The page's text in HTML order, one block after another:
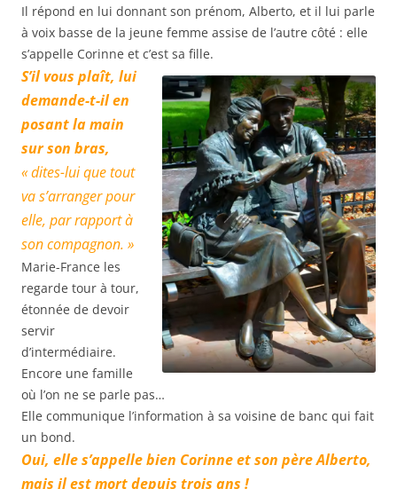
Il répond en lui donnant son prénom, Alberto, et il lui parle
à voix basse de la jeune femme assise de l’autre côté : elle
s’appelle Corinne et c’est sa fille.
S’il vous plaît, lui
demande-t-il en
posant la main
sur son bras,
« dites-lui que tout
va s’arranger pour
elle, par rapport à
son compagnon. »
Marie-France les
regarde tour à tour,
étonnée de devoir
servir
d’intermédiaire.
Encore une famille
où l’on ne se parle pas…
Elle communique l’information à sa voisine de banc qui fait
un bond.
Oui, elle s’appelle bien Corinne et son père Alberto,
mais il est mort depuis trois ans !